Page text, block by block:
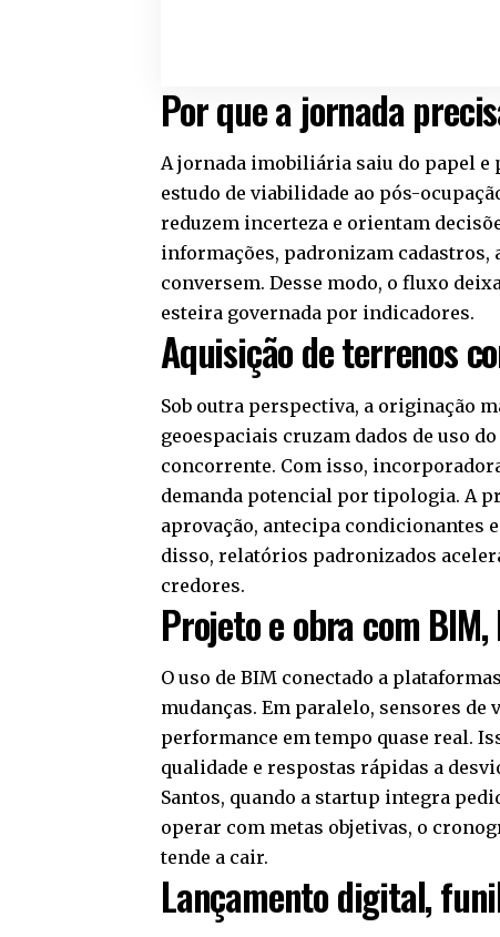
Por que a jornada
A jornada imobiliária saiu do papel e
estudo de viabilidade ao pós-
reduzem incerteza e orientam
informações, padronizam cadastros,
conversem. Desse modo, o fluxo
esteira governada por indicadores.
Aquisição de terrenos
Sob outra perspectiva, a originação
geoespaciais cruzam dados de uso
concorrente. Com isso,
demanda potencial por tipologia. A
aprovação, antecipa condicionantes
disso, relatórios padronizados
credores.
Projeto e obra com
O uso de BIM conectado a
mudanças. Em paralelo, sensores
performance em tempo quase real.
qualidade e respostas rápidas a
Santos, quando a startup integra
operar com metas objetivas, o
tende a cair.
Lançamento digital,